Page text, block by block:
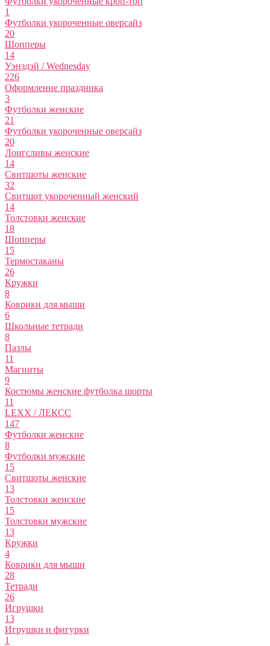
1
Футболки укороченные оверсайз
20
Шопперы
14
Уэнздэй / Wednesday
226
Оформление праздника
3
Футболки женские
21
Футболки укороченные оверсайз
20
Лонгсливы женские
14
Свитшоты женские
32
Свитшот укороченный женский
14
Толстовки женские
18
Шопперы
15
Термостаканы
26
Кружки
8
Коврики для мыши
6
Школьные тетради
8
Пазлы
11
Магниты
9
Костюмы женские футболка шорты
11
LEXX / ЛЕКСС
147
Футболки женские
8
Футболки мужские
15
Свитшоты женские
13
Толстовки женские
15
Толстовки мужские
13
Кружки
4
Коврики для мыши
28
Тетради
26
Игрушки
13
Игрушки и фигурки
1